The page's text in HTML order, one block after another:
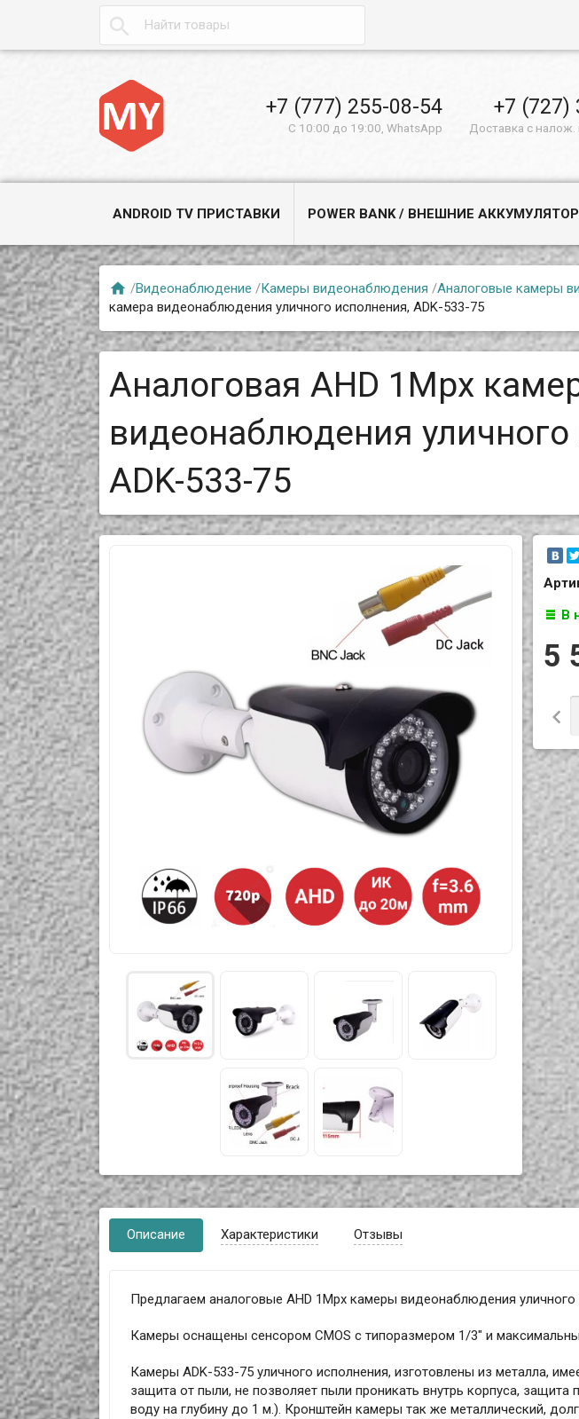

+7 (777) 255-08-54
С 10:00 до 19:00, WhatsApp
+7 (727)
Доставка с
ANDROID TV ПРИСТАВКИ POWER BANK / ВНЕШНИЕ
 /Видеонаблюдение /Камеры видеонаблюдения /Аналоговые камеры
камера видеонаблюдения уличного исполнения, ADK-533-75
Аналоговая AHD 1Mpx
видеонаблюдения
ADK-533-75
В
5

Описание Характеристики Отзывы
Предлагаем аналоговые AHD 1Mpx камеры видеонаблюдения
Камеры оснащены сенсором CMOS с типоразмером 1/3" и
Камеры ADK-533-75 уличного исполнения, изготовлены из металла,
защита от пыли, не позволяет пыли проникать внутрь корпуса, защита
воду на глубину до 1 м.). Кронштейн камеры так же металлический,